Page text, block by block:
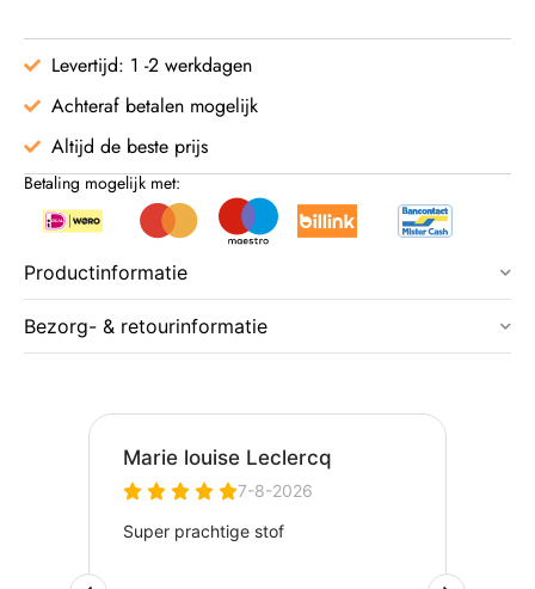
Levertijd: 1 -2 werkdagen
Achteraf betalen mogelijk
Altijd de beste prijs
Betaling mogelijk met:
Productinformatie
Bezorg- & retourinformatie